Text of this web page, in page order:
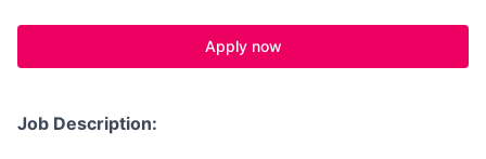
Apply now
Job Description: